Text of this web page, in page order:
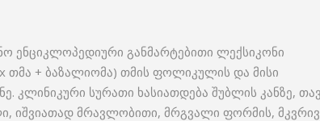
ენციკლოპედიური განმარტებითი ლექსიკონი
თმა + ბაზალიომა) თმის ფოლიკულის და მისი
კლინიკური სურათი ხასიათდება შუბლის კანზე,
იშვიათად მრავლობითი, მრგვალი ფორმის,